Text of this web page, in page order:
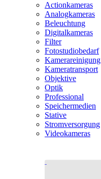
Actionkameras
Analogkameras
Beleuchtung
Digitalkameras
Filter
Fotostudiobedarf
Kamerareinigung
Kameratransport
Objektive
Optik
Professional
Speichermedien
Stative
Stromversorgung
Videokameras